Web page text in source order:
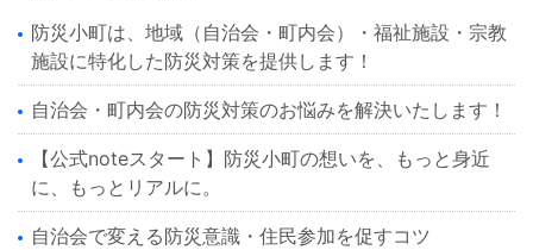
防災小町は、地域（自治会・町内会）・福祉施設・宗教
施設に特化した防災対策を提供します！
自治会・町内会の防災対策のお悩みを解決いたします！
【公式noteスタート】防災小町の想いを、もっと身近
に、もっとリアルに。
自治会で変える防災意識・住民参加を促すコツ